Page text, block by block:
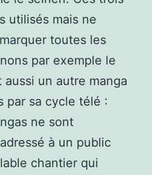
utilisés mais ne
toutes les
par exemple le
aussi un autre manga
par sa cycle télé :
ne sont
à un public
chantier qui